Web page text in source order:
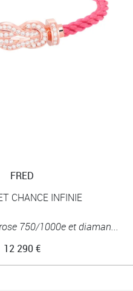
FRED
CHANCE INFINIE
750/1000e et diaman...
12 290 €